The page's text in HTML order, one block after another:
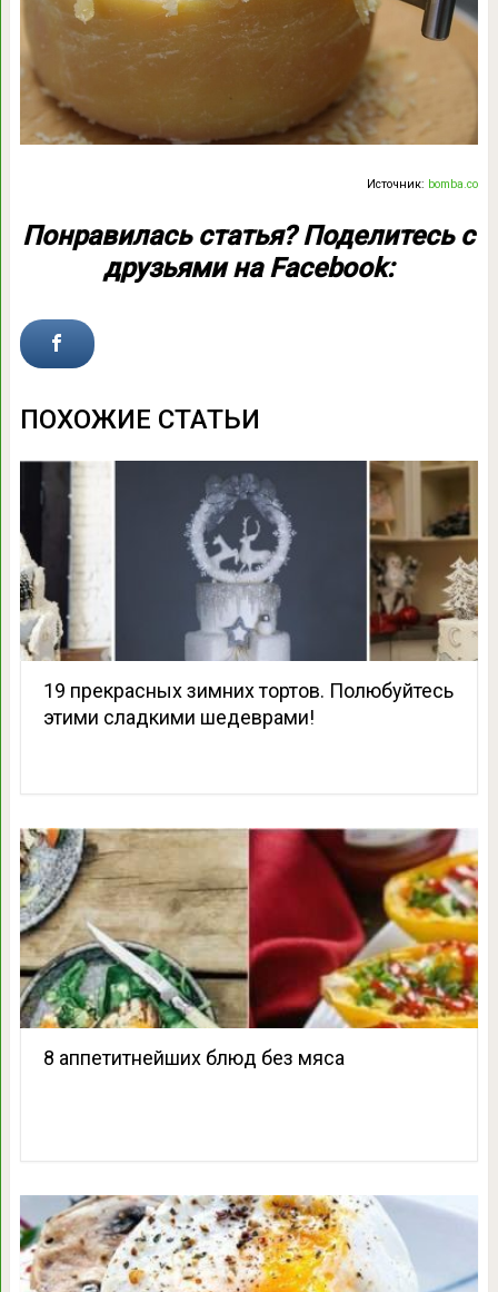
Источник: bomba.co
Понравилась статья? Поделитесь с
друзьями на Facebook:
ПОХОЖИЕ СТАТЬИ
19 прекрасных зимних тортов. Полюбуйтесь
этими сладкими шедеврами!
8 аппетитнейших блюд без мяса